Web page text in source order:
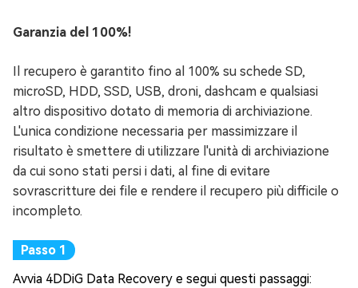
Garanzia del 100%!
Il recupero è garantito fino al 100% su schede SD,
microSD, HDD, SSD, USB, droni, dashcam e qualsiasi
altro dispositivo dotato di memoria di archiviazione.
L'unica condizione necessaria per massimizzare il
risultato è smettere di utilizzare l'unità di archiviazione
da cui sono stati persi i dati, al fine di evitare
sovrascritture dei file e rendere il recupero più difficile o
incompleto.
Avvia 4DDiG Data Recovery e segui questi passaggi: